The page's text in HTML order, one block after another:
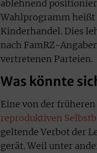
ablehnend
Wahlprogramm heißt
Kinderhandel. Dies
nach FamRZ-
vertretenen Parteien.
Was könnte
Eine von der
reproduktiven
geltende Verbot der
gerät. Weil unter